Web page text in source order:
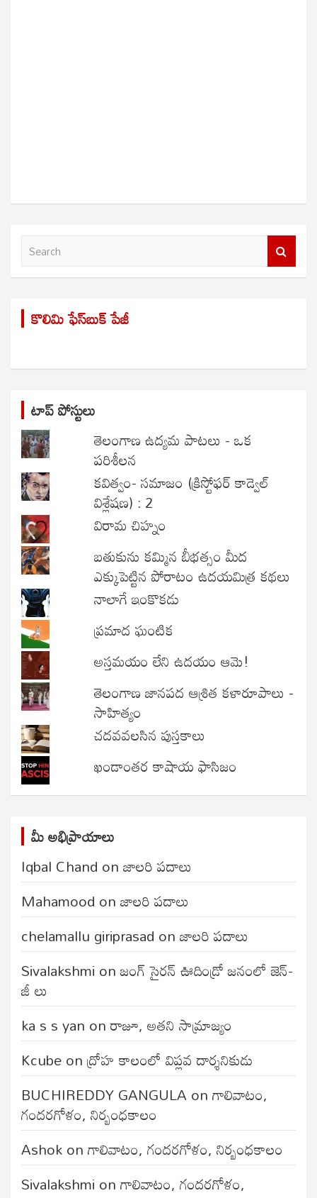
a
r
c కొలిమి ఫేస్‌బుక్ పేజీ
టాప్ పోస్టులు
తెలంగాణ ఉద్యమ పాటలు - ఒక
పరిశీలన
కవిత్వం- సమాజం (క్రిస్టోఫర్ కాడ్వెల్
విశ్లేషణ) : 2
విరామ చిహ్నం
బతుకును కమ్మిన బీభత్సం మీద
ఎక్కుపెట్టిన పోరాటం ఉదయమిత్ర కథలు
నాలాగే ఇంకొకడు
ప్రమాద ఘంటిక
అస్తమయం లేని ఉదయం ఆమె!
తెలంగాణ జానపద ఆశ్రిత కళారూపాలు -
సాహిత్యం
చదవవలసిన పుస్తకాలు
ఖండాంతర కాషాయ ఫాసిజం
మీ అభిప్రాయాలు
Iqbal Chand onజాలరి పదాలు
Mahamood onజాలరి పదాలు
chelamallu giriprasad onజాలరి పదాలు
Sivalakshmi onజంగ్‌ సైరన్‌ ఊదిండ్రో జనంలో జెన్-
జీ లు
ka s s yan onరాజూ, అతని సామ్రాజ్యం
Kcubeonద్రోహ కాలంలో విప్లవ దార్శనికుడు
BUCHIREDDY GANGULA onగాలివాటం,
గందరగోళం, నిర్బంధకాలం
Ashokonగాలివాటం, గందరగోళం, నిర్బంధకాలం
Sivalakshmi onగాలివాటం, గందరగోళం,